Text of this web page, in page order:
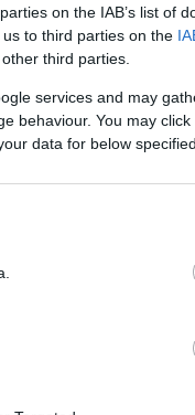
on the IAB’s list of
to third parties on the
third parties.
services and may
behaviour. You may
data for below
Τουρκία θα
του
να
που έχει στη
σχέσεις ΕΕ-
να τις
η
το κράτος